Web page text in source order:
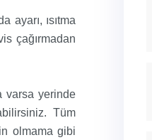
ayarı, ısıtma
çağırmadan
varsa yerinde
Tüm
olmama gibi